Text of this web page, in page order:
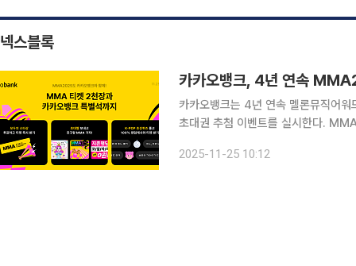
넥스블록
카카오뱅크, 4년 연속
카카오뱅크는 4년 연속 멜론뮤직어
초대권 추첨 이벤트를 실시한다. MMA는 멜론이 매년 개최하는 대중음악 시상식 겸 뮤직 페스티벌
린다. 카카오뱅크는 25일 오전 11
2025-11-25 10:12